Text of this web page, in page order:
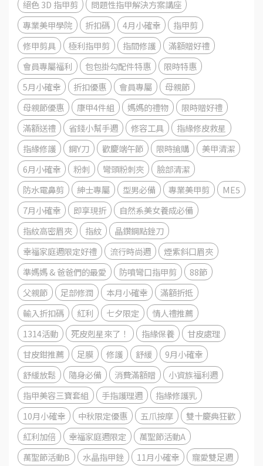
絕色 3D 指甲剪
問題性指甲解決方案講座
專業美甲學院
折扣碼 4月小確幸
指甲剪
修甲剪具
極利指甲剪 指間修護
滿額贈好禮
會員專屬福利
包包掛勾配件特惠
限時特惠
5月小確幸
折扣優惠 會員專屬
母親節
母親節優惠
康甲4件組 媽媽的禮物
限時贈好禮
滿額送禮
省錢小幫手週 修容工具
指緣修皮救星
指緣修護
鋼Y刀 歡慶端午節 限時搶購
美甲清潔
6月小確幸
粉刺 彎頭粉刺夾
臉部清潔
防水電鼻剪
紳士專屬 型男必備 專業美甲剪
ME5
7月小確幸
即享現折
自然系美女養成必備
指紋高密眉夾
指紋
晶鑽鋼點銼刀
幸福家庭週限定好禮
流行時尚週
煙紫斜口眉夾
準媽媽 & 爸爸們的最愛
防噴彎口指甲剪
88節
父親節
足部修潤 本月小確幸
滿額折抵
輸入折扣碼
紅利 七夕限定
情人禮推薦
1314活動
死皮剋星來了！ 指緣保養
甘皮處理
甘皮鉗推薦
足膜 修護 舒緩
9月小確幸
舒緩放鬆
隨身必備 消費滿額贈
小資族福利週
指甲美容三寶套組
手指護理週
指緣修護乳
10月小確幸
中秋限定優惠 五爪按摩
雙十慶典狂歡
紅利加倍
幸福家庭週限定
萬聖節活動A
萬聖節活動B
水晶指甲銼 11月小確幸
寵愛雙足週